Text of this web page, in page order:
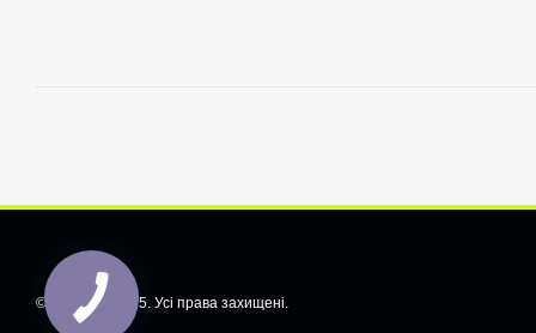
© CarShiftt, 2025. Усі права захищені.